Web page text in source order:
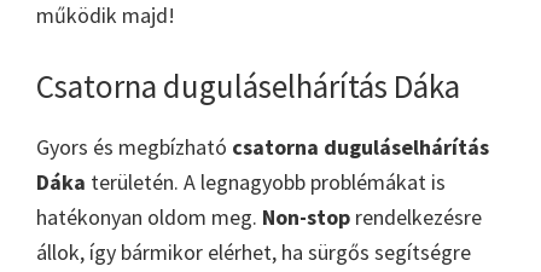
működik majd!
Csatorna duguláselhárítás Dáka
Gyors és megbízható csatorna duguláselhárítás
Dáka területén. A legnagyobb problémákat is
hatékonyan oldom meg. Non-stop rendelkezésre
állok, így bármikor elérhet, ha sürgős segítségre